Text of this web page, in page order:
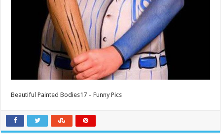
Beautiful Painted Bodies17 – Funny Pics